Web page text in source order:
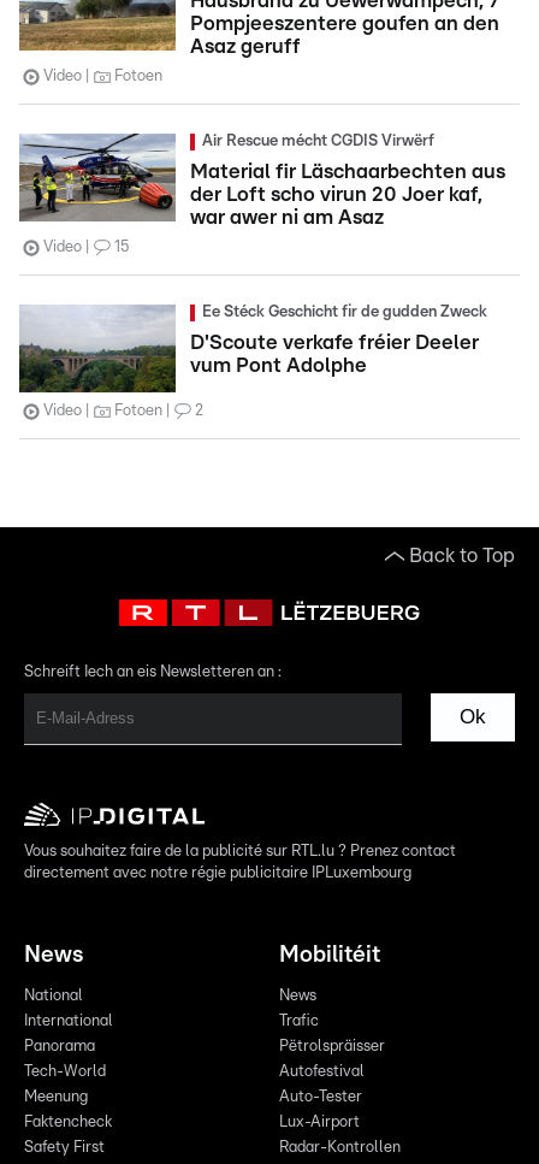
Pompjeeszentere goufen an den
Asaz geruff
Video Fotoen
Air Rescue mécht CGDIS Virwërf
Material fir Läschaarbechten aus
der Loft scho virun 20 Joer kaf,
war awer ni am Asaz
Video 15
Ee Stéck Geschicht fir de gudden Zweck
D'Scoute verkafe fréier Deeler
vum Pont Adolphe
Video Fotoen 2
Back to Top
Schreift Iech an eis Newsletteren an :
Ok
Vous souhaitez faire de la publicité sur RTL.lu ? Prenez contact
directement avec notre régie publicitaire IPLuxembourg
News
National
International
Panorama
Tech-World
Meenung
Faktencheck
Safety First
Mobilitéit
News
Trafic
Pëtrolspräisser
Autofestival
Auto-Tester
Lux-Airport
Radar-Kontrollen